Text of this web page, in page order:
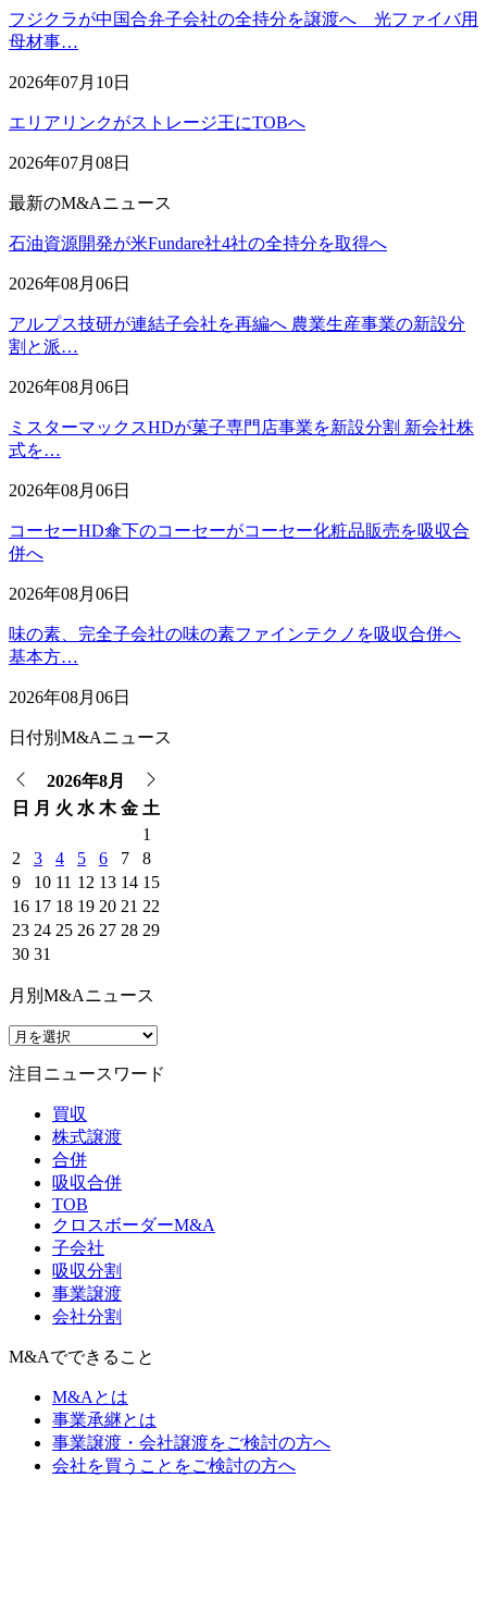
フジクラが中国合弁子会社の全持分を譲渡へ 光ファイバ用
母材事…
2026年07月10日
エリアリンクがストレージ王にTOBへ
2026年07月08日
最新のM&Aニュース
石油資源開発が米Fundare社4社の全持分を取得へ
2026年08月06日
アルプス技研が連結子会社を再編へ 農業生産事業の新設分
割と派…
2026年08月06日
ミスターマックスHDが菓子専門店事業を新設分割 新会社株
式を…
2026年08月06日
コーセーHD傘下のコーセーがコーセー化粧品販売を吸収合
併へ
2026年08月06日
味の素、完全子会社の味の素ファインテクノを吸収合併へ
基本方…
2026年08月06日
日付別M&Aニュース
2026年8月
日
月 火 水 木 金 土
1
2
3 4 5 6 7
8
9
10 11 12 13 14 15
16 17 18 19 20 21 22
23 24 25 26 27 28 29
30 31
月別M&Aニュース
注目ニュースワード
買収
株式譲渡
合併
吸収合併
TOB
クロスボーダーM&A
子会社
吸収分割
事業譲渡
会社分割
M&Aでできること
M&Aとは
事業承継とは
事業譲渡・会社譲渡をご検討の方へ
会社を買うことをご検討の方へ